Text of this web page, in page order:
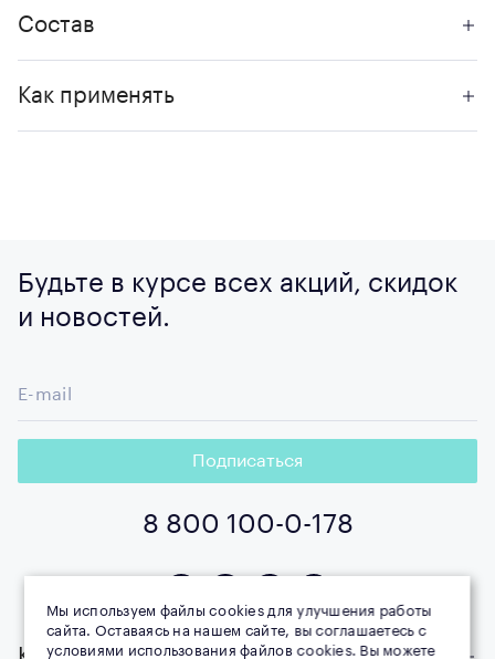
Состав
Как применять
Будьте в курсе всех акций, скидок
и новостей.
E-mail
Подписаться
8 800 100-0-178
Мы используем файлы cookies для улучшения работы
сайта. Оставаясь на нашем сайте, вы соглашаетесь с
условиями использования файлов cookies. Вы можете